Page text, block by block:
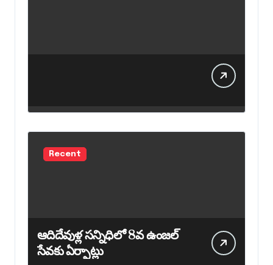
Recent
ఆదిదేవుళ్ల సన్నిధిలో 8వ ఉంజల్
సేవకు ఏర్పాట్లు